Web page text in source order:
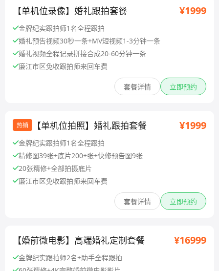
【单机位录像】婚礼跟拍套餐 ¥1999
金牌纪实跟拍师1名全程跟拍
婚礼预告视频30秒一条+MV短视频1-3分钟一条
婚礼视频全程记录拼接合成20-60分钟一条
廉江市区免收跟拍师来回车费
套餐详情 立即预约
热销 【单机位拍照】婚礼跟拍套餐 ¥1999
金牌纪实跟拍师1名全程跟拍
精修图39张+底片200+张+快修预告图9张
20张精修+全部拍摄底片
廉江市区免收跟拍师来回车费
套餐详情 立即预约
【婚前微电影】高端婚礼定制套餐 ¥16999
金牌纪实跟拍师2名+助手全程跟拍